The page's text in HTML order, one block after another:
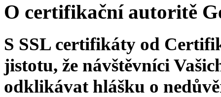
O certifikační autoritě
S SSL certifikáty od
jistotu, že návštěvníci
odklikávat hlášku o